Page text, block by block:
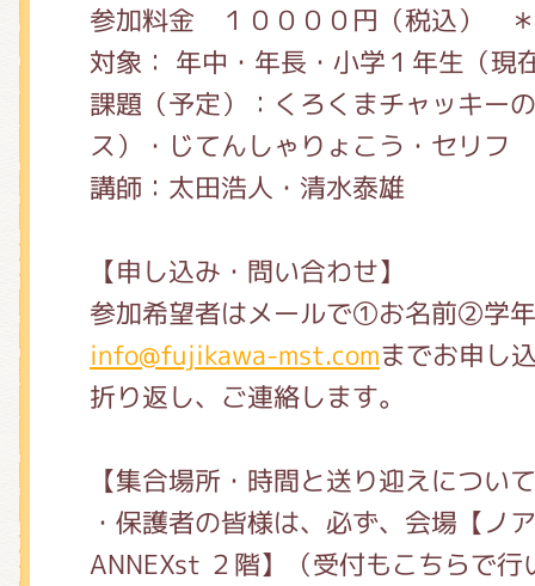
参加料金 １００００円（税込）
対象： 年中・年長・小学１年生（現
課題（予定）：くろくまチャッキー
ス）・じてんしゃりょこう・セリフ
講師：太田浩人・清水泰雄
【申し込み・問い合わせ】
参加希望者はメールで①お名前②学
info@fujikawa-mst.comまでお申し
折り返し、ご連絡します。
【集合場所・時間と送り迎えについ
・保護者の皆様は、必ず、会場【
ANNEXst ２階】（受付もこちらで